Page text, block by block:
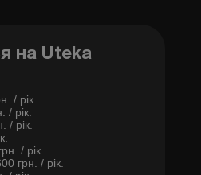
на Uteka
/ рік.
/ рік.
/ рік.
/ рік.
грн. / рік.